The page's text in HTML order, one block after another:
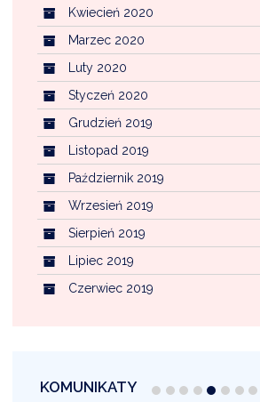
Kwiecień 2020
Marzec 2020
Luty 2020
Styczeń 2020
Grudzień 2019
Listopad 2019
Październik 2019
Wrzesień 2019
Sierpień 2019
Lipiec 2019
Czerwiec 2019
KOMUNIKATY